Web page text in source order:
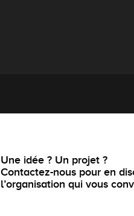
Une idée ? Un projet ?
Contactez-nous pour en
l’organisation qui vous